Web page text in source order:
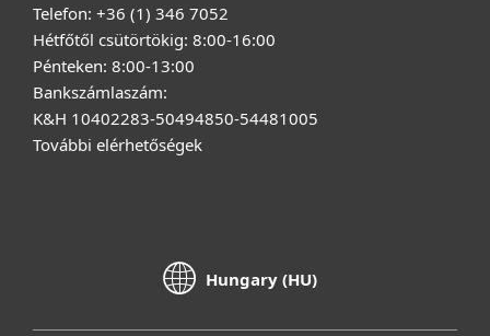
Telefon: +36 (1) 346 7052
Hétfőtől csütörtökig: 8:00-16:00
Pénteken: 8:00-13:00
Bankszámlaszám:
K&H 10402283-50494850-54481005
További elérhetőségek
Hungary (HU)